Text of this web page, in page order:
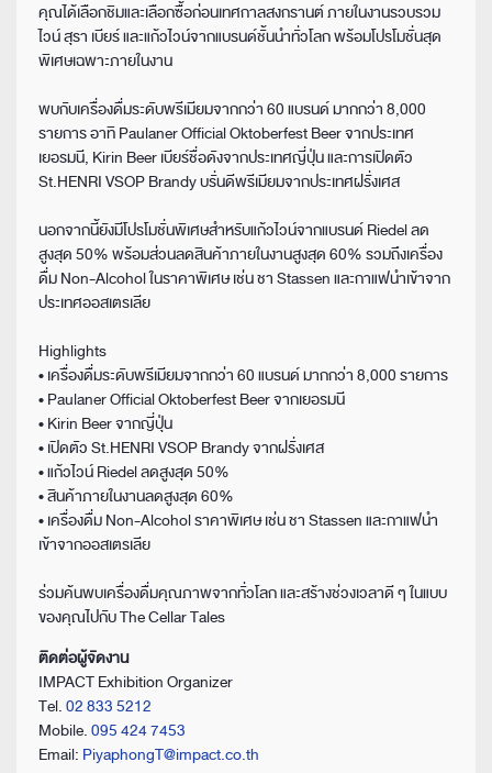
คุณได้เลือกชิมและเลือกซื้อก่อนเทศกาลสงกรานต์ ภายในงานรวบรวม
ไวน์ สุรา เบียร์ และแก้วไวน์จากแบรนด์ชั้นนำทั่วโลก พร้อมโปรโมชั่นสุด
พิเศษเฉพาะภายในงาน
พบกับเครื่องดื่มระดับพรีเมียมจากกว่า 60 แบรนด์ มากกว่า 8,000
รายการ อาทิ Paulaner Official Oktoberfest Beer จากประเทศ
เยอรมนี, Kirin Beer เบียร์ชื่อดังจากประเทศญี่ปุ่น และการเปิดตัว
St.HENRI VSOP Brandy บรั่นดีพรีเมียมจากประเทศฝรั่งเศส
นอกจากนี้ยังมีโปรโมชั่นพิเศษสำหรับแก้วไวน์จากแบรนด์ Riedel ลด
สูงสุด 50% พร้อมส่วนลดสินค้าภายในงานสูงสุด 60% รวมถึงเครื่อง
ดื่ม Non-Alcohol ในราคาพิเศษ เช่น ชา Stassen และกาแฟนำเข้าจาก
ประเทศออสเตรเลีย
Highlights
• เครื่องดื่มระดับพรีเมียมจากกว่า 60 แบรนด์ มากกว่า 8,000 รายการ
• Paulaner Official Oktoberfest Beer จากเยอรมนี
• Kirin Beer จากญี่ปุ่น
• เปิดตัว St.HENRI VSOP Brandy จากฝรั่งเศส
• แก้วไวน์ Riedel ลดสูงสุด 50%
• สินค้าภายในงานลดสูงสุด 60%
• เครื่องดื่ม Non-Alcohol ราคาพิเศษ เช่น ชา Stassen และกาแฟนำ
เข้าจากออสเตรเลีย
ร่วมค้นพบเครื่องดื่มคุณภาพจากทั่วโลก และสร้างช่วงเวลาดี ๆ ในแบบ
ของคุณไปกับ The Cellar Tales
ติดต่อผู้จัดงาน
IMPACT Exhibition Organizer
Tel.02 833 5212
Mobile.095 424 7453
Email: PiyaphongT@impact.co.th